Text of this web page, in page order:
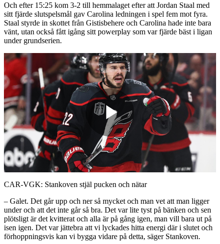
Och efter 15:25 kom 3-2 till hemmalaget efter att Jordan Staal med
sitt fjärde slutspelsmål gav Carolina ledningen i spel fem mot fyra.
Staal styrde in skottet från Gistisbehere och Carolina hade inte bara
vänt, utan också fått igång sitt powerplay som var fjärde bäst i ligan
under grundserien.
Play
Video
CAR-VGK: Stankoven stjäl pucken och nätar
– Galet. Det går upp och ner så mycket och man vet att man ligger
under och att det inte går så bra. Det var lite tyst på bänken och sen
plötsligt är det kvitterat och alla är på gång igen, man vill bara ut på
isen igen. Det var jättebra att vi lyckades hitta energi där i slutet och
förhoppningsvis kan vi bygga vidare på detta, säger Stankoven.